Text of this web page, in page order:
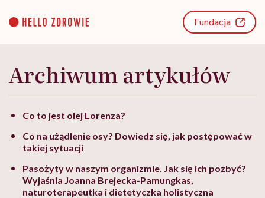
content
Fundacja
Archiwum artykułów
Co to jest olej Lorenza?
Co na użądlenie osy? Dowiedz się, jak postępować w
takiej sytuacji
Pasożyty w naszym organizmie. Jak się ich pozbyć?
Wyjaśnia Joanna Brejecka-Pamungkas,
naturoterapeutka i dietetyczka holistyczna